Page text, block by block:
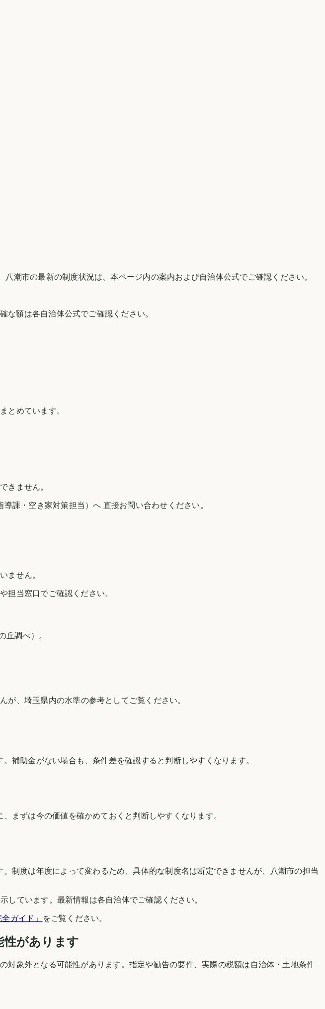
八潮市の最新の制度状況は、本ページ内の案内および自治体公式でご確認ください。
な額は各自治体公式でご確認ください。
とめています。
きません。
導課・空き家対策担当）へ 直接お問い合わせください。
ません。
担当窓口でご確認ください。
丘調べ）。
が、 埼玉県内の水準の参考としてご覧ください。
補助金がない場合も、条件差を確認すると判断しやすくなります。
まずは今の価値を確かめておくと判断しやすくなります。
制度は年度によって変わるため、具体的な制度名は断定できませんが、 八潮市の担当
しています。最新情報は各自治体でご確認ください。
ガイド」 をご覧ください。
性があります
象外となる可能性があります。指定や勧告の要件、実際の税額は自治体・土地条件